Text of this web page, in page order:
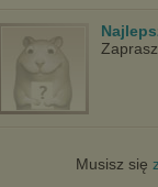
Musisz się